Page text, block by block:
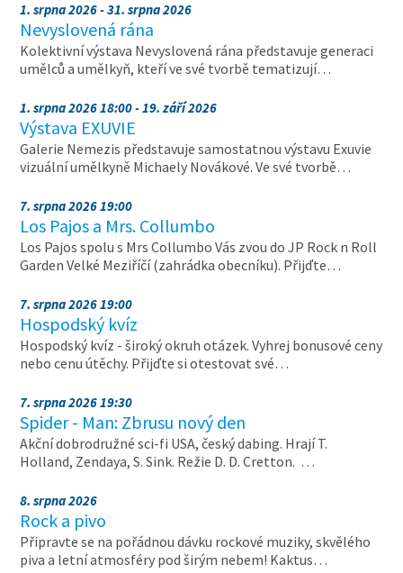
1. srpna 2026 - 31. srpna 2026
Nevyslovená rána
Kolektivní výstava Nevyslovená rána představuje generaci
umělců a umělkyň, kteří ve své tvorbě tematizují…
1. srpna 2026 18:00 - 19. září 2026
Výstava EXUVIE
Galerie Nemezis představuje samostatnou výstavu Exuvie
vizuální umělkyně Michaely Novákové. Ve své tvorbě…
7. srpna 2026 19:00
Los Pajos a Mrs. Collumbo
Los Pajos spolu s Mrs Collumbo Vás zvou do JP Rock n Roll
Garden Velké Meziříčí (zahrádka obecníku). Přijďte…
7. srpna 2026 19:00
Hospodský kvíz
Hospodský kvíz - široký okruh otázek. Vyhrej bonusové ceny
nebo cenu útěchy. Přijďte si otestovat své…
7. srpna 2026 19:30
Spider - Man: Zbrusu nový den
Akční dobrodružné sci-fi USA, český dabing. Hrají T.
Holland, Zendaya, S. Sink. Režie D. D. Cretton. …
8. srpna 2026
Rock a pivo
Připravte se na pořádnou dávku rockové muziky, skvělého
piva a letní atmosféry pod širým nebem! Kaktus…